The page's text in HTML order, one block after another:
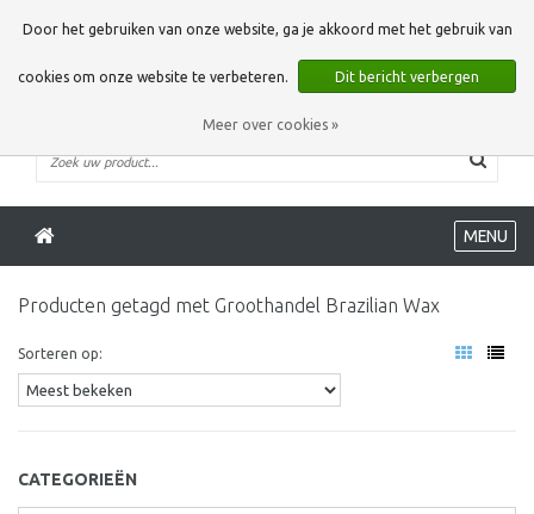
0 Artikelen
MENU
Producten getagd met Groothandel Brazilian Wax
Sorteren op:
CATEGORIEËN
Door het gebruiken van onze website, ga je akkoord met het gebruik van
cookies om onze website te verbeteren. Dit bericht verbergen
Meer over cookies »